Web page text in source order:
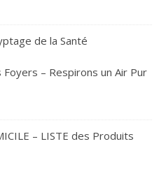
de la Santé
– Respirons un Air Pur
– LISTE des Produits